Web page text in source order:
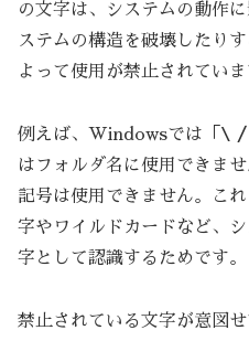
の文字は、システムの動作
ステムの構造を破壊したり
よって使用が禁止されていま
例えば、Windowsでは「 \ /
はフォルダ名に使用できま
記号は使用できません。こ
字やワイルドカードなど、
字として認識するためです。
禁止されている文字が意図